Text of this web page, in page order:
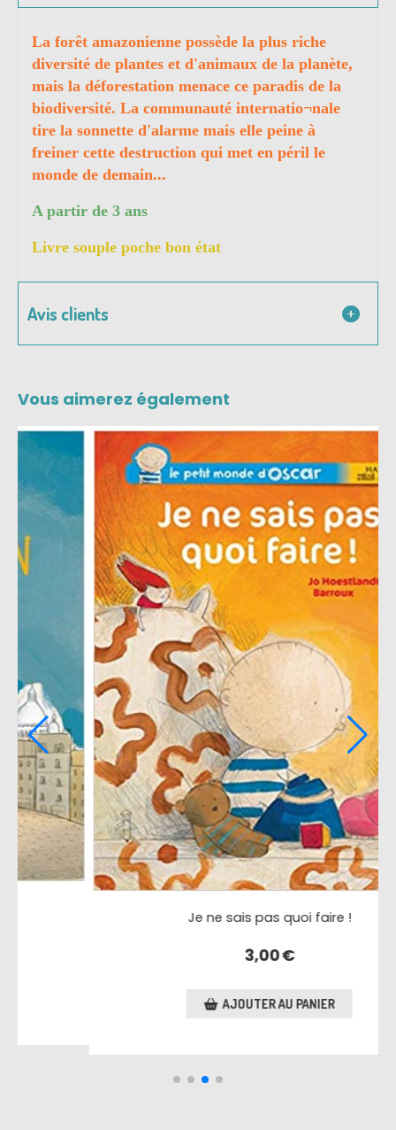
La forêt amazonienne possède la plus riche
diversité de plantes et d'animaux de la planète,
mais la déforestation menace ce paradis de la
biodiversité. La communauté internatio¬nale
tire la sonnette d'alarme mais elle peine à
freiner cette destruction qui met en péril le
monde de demain...
A partir de 3 ans
Livre souple poche bon état
Avis clients
Vous aimerez également